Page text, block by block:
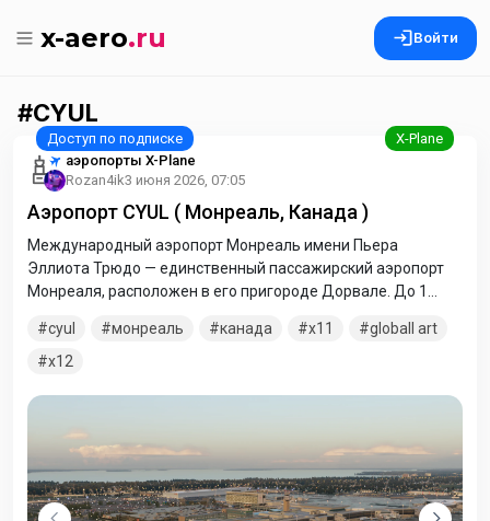
x-aero.ru Войти
CYUL
аэропорты X-Plane
Rozan4ik3 июня 2026, 07:05
Аэропорт CYUL ( Монреаль, Канада )
Международный аэропорт Монреаль имени Пьера
Эллиота Трюдо — единственный пассажирский аэропорт
Монреаля, расположен в его пригороде Дорвале. До 1
«Международный аэропорт Монреаль-Дорваль», когда
был переименован в честь выдающегося премьер-
версия для X-Plane 12. В архиве папки проиндексированы
необходимое.
cyul монреаль канада x11
globall art
x12